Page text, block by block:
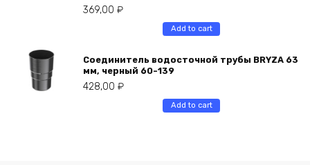
369,00 ₽
Add to cart
Соединитель водосточной трубы BRYZA 63
мм, черный 60-139
428,00 ₽
Add to cart